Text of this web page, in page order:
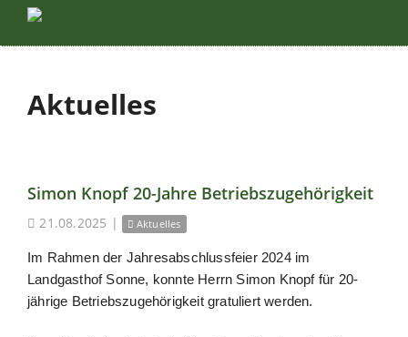
Aktuelles
Simon Knopf 20-Jahre Betriebszugehörigkeit
21.08.2025 | Aktuelles
Im Rahmen der Jahresabschlussfeier 2024 im
Landgasthof Sonne, konnte Herrn Simon Knopf für 20-
jährige Betriebszugehörigkeit gratuliert werden.